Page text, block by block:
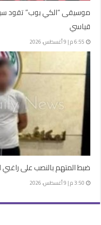
موسيقى “الكي بوب” تقود
قياسي
6:55 م | 9 أغسطس، 2026
ضبط المتهم بالنصب على راغبي
3:50 م | 9 أغسطس، 2026